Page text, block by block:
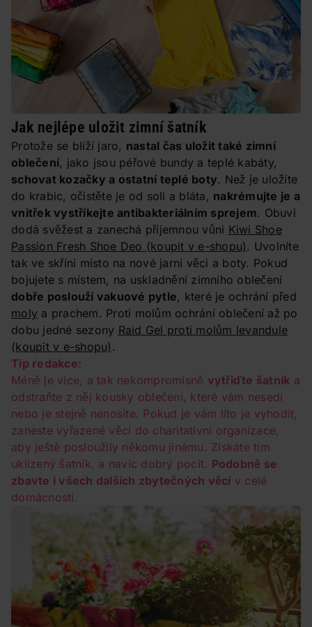
Jak nejlépe uložit zimní šatník
Protože se blíží jaro, nastal čas uložit také zimní
oblečení, jako jsou péřové bundy a teplé kabáty,
schovat kozačky a ostatní teplé boty. Než je uložíte
do krabic, očistěte je od soli a bláta, nakrémujte je a
vnitřek vystříkejte antibakteriálním sprejem. Obuvi
dodá svěžest a zanechá příjemnou vůni Kiwi Shoe
Passion Fresh Shoe Deo (koupit v e-shopu). Uvolníte
tak ve skříni místo na nové jarní věci a boty. Pokud
bojujete s místem, na uskladnění zimního oblečení
dobře poslouží vakuové pytle, které je ochrání před
moly a prachem. Proti molům ochrání oblečení až po
dobu jedné sezony Raid Gel proti molům levandule
(koupit v e-shopu) .
Tip redakce:
Méně je více, a tak nekompromisně vytřiďte šatník a
odstraňte z něj kousky oblečení, které vám nesedí
nebo je stejně nenosíte. Pokud je vám líto je vyhodit,
zaneste vyřazené věci do charitativní organizace,
aby ještě posloužily někomu jinému. Získáte tím
uklizený šatník, a navíc dobrý pocit. Podobně se
zbavte i všech dalších zbytečných věcí v celé
domácnosti.